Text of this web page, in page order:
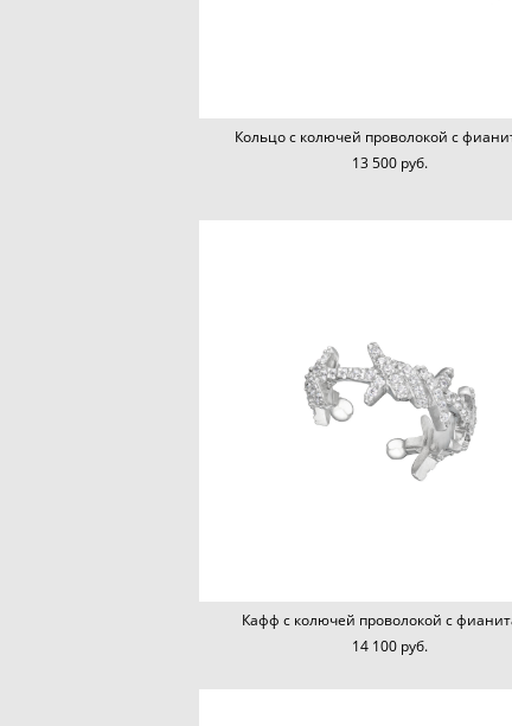
Кольцо с колючей проволокой с
13 500 pуб.
Кафф с колючей проволокой с
14 100 pуб.